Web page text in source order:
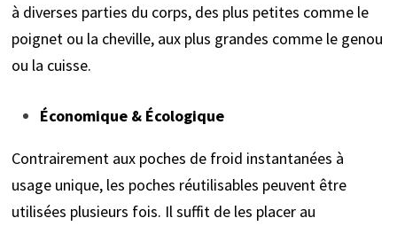
à diverses parties du corps, des plus petites comme le
poignet ou la cheville, aux plus grandes comme le genou
ou la cuisse.
Économique & Écologique
Contrairement aux poches de froid instantanées à
usage unique, les poches réutilisables peuvent être
utilisées plusieurs fois. Il suffit de les placer au